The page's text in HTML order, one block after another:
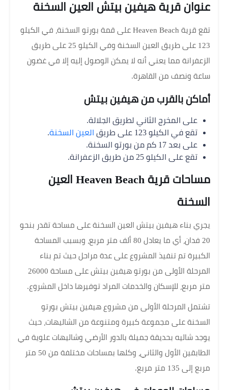
عنوان قرية هيفين بيتش العين السخنة
تقع قرية Heaven Beach على قمة بورتو السخنة، في الكيلو
123 على طريق العين السخنة وفي الكيلو 25 على طريق
الزعفرانة مما يعني أنه لا يمكن الوصول إليه إلا في غضون
ساعة ونصف من القاهرة.
أماكن بالقرب من هيفين بيتش
على المخرج الثاني لطريق الجلالة.
تقع في الكيلو 123 على طريق
العين السخنة.
على بعد 17 كم من بورتو السخنة.
تقع على الكيلو 25 من طريق الزعفرانة.
مساحات قرية Heaven Beach العين
السخنة
يجري بناء هيفين بيتش العين السخنة على مساحة تقدر بنحو
20 فدان، أي ما يعادل 80 ألف متر مربع، وبسبب المساحة
الكبيرة تم تنفيذ المشروع على عدة مراحل حيث تم بناء
المرحلة الأولى من بورتو هيفين بيتش على مساحة 26000
متر مربع، للإسكان والخدمات المراد توفيرها داخل المشروع.
تشتمل المرحلة الأولى من مشروع هيفين بيتش بورتو
السخنة على مجموعة كبيرة ومتنوعة من الشاليهات، حيث
يوجد شاليه بحديقة جميلة بالدور الأرضي وشاليهات علوية في
الطابقين الأول والثاني، وكلها بمساحات مختلفة من 50 متر
مربع إلى 135 متر مربع.